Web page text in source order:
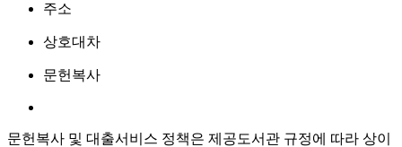
주소
상호대차
문헌복사
문헌복사 및 대출서비스 정책은 제공도서관 규정에 따라 상이